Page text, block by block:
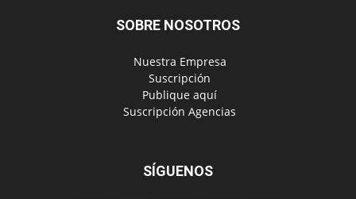
SOBRE NOSOTROS
‎ Nuestra Empresa
‎ Suscripción
‎ Publique aquí
‎ Suscripción Agencias
SÍGUENOS